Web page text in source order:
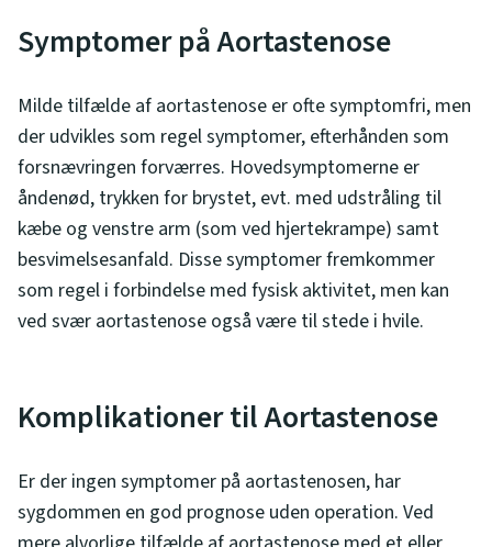
Symptomer på Aortastenose
Milde tilfælde af aortastenose er ofte symptomfri, men
der udvikles som regel symptomer, efterhånden som
forsnævringen forværres. Hovedsymptomerne er
åndenød, trykken for brystet, evt. med udstråling til
kæbe og venstre arm (som ved hjertekrampe) samt
besvimelsesanfald. Disse symptomer fremkommer
som regel i forbindelse med fysisk aktivitet, men kan
ved svær aortastenose også være til stede i hvile.
Komplikationer til Aortastenose
Er der ingen symptomer på aortastenosen, har
sygdommen en god prognose uden operation. Ved